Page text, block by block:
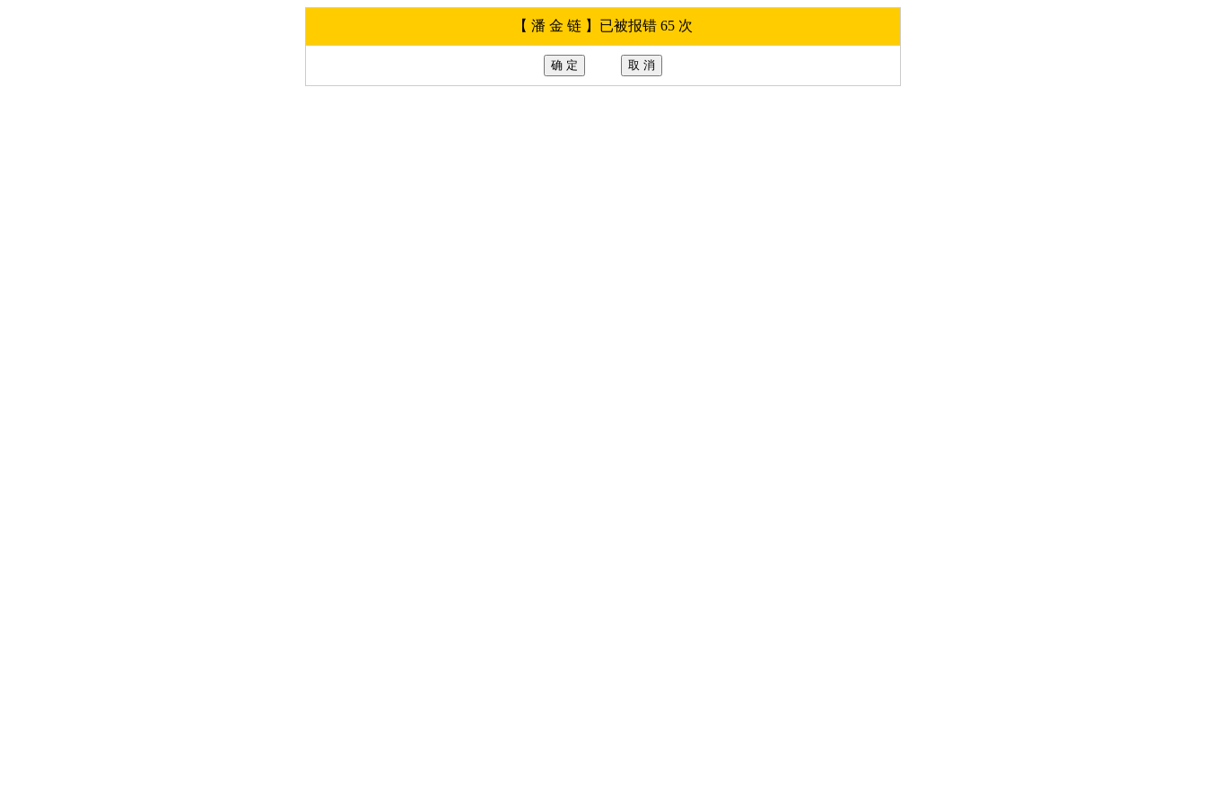
【 潘 金 链 】已被报错 65 次